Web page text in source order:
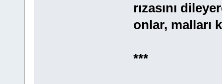
rızasını
onlar, malları
***